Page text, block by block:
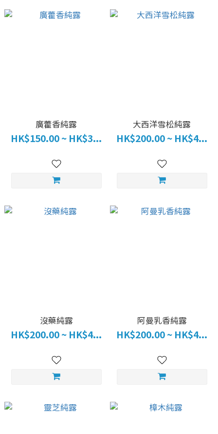
廣藿香純露
HK$150.00 ~ HK$3...
大西洋雪松純露
HK$200.00 ~ HK$4...
沒藥純露
HK$200.00 ~ HK$4...
阿曼乳香純露
HK$200.00 ~ HK$4...